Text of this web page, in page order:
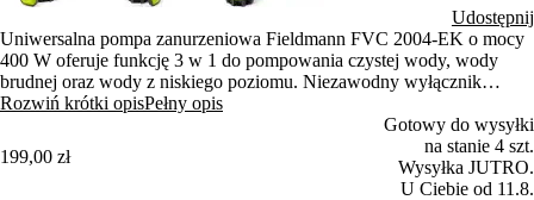
Udostępnij
Uniwersalna pompa zanurzeniowa Fieldmann FVC 2004-EK o mocy
400 W oferuje funkcję 3 w 1 do pompowania czystej wody, wody
brudnej oraz wody z niskiego poziomu. Niezawodny wyłącznik
pływakowy zapewnia automatyczną pracę urządzenia. W zestawie
znajdują się zawór zwrotny oraz dwie wymienne osłony.
Rozwiń krótki opisPełny opis
199,00 zł
Gotowy do wysyłki
na stanie 4 szt.
Wysyłka JUTRO.
U Ciebie od 11.8.